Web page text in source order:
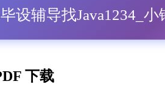
设辅导找Java1234_
下载